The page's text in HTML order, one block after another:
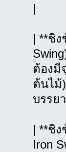
|
| **ชิ
ต้องมี
ต้นไม้
บรรย
| **ชิง
Iron